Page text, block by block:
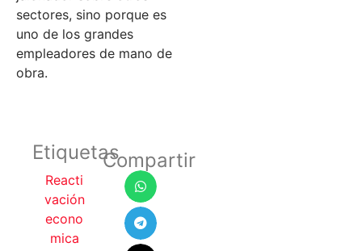
sectores, sino porque es
uno de los grandes
empleadores de mano de
obra.
Etiquetas
Reacti
vación
econo
mica
Compartir